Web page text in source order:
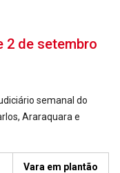
2 de setembro
semanal do
Araraquara e
Vara em plantão